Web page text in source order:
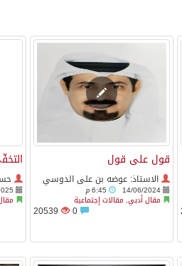
قول على قول
الاستاذ: عوضه بن على الدوسي
14/06/2024
مقال أدبي, مقالات إجتماعية
0
20539